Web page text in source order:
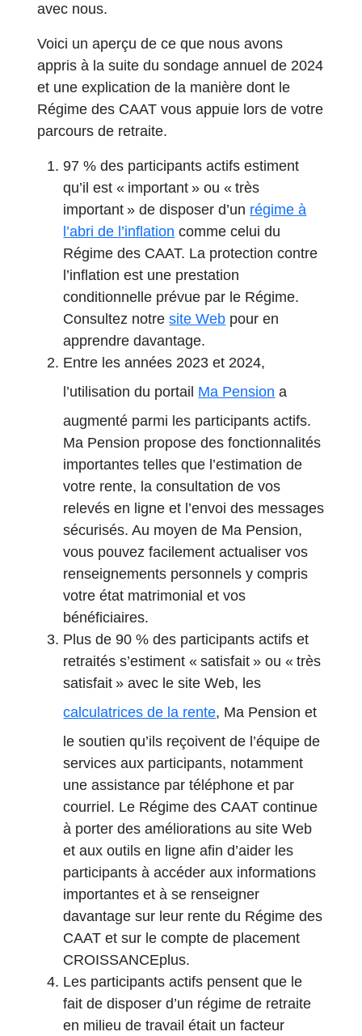
avec nous.
Voici un aperçu de ce que nous avons
appris à la suite du sondage annuel de 2024
et une explication de la manière dont le
Régime des CAAT vous appuie lors de votre
parcours de retraite.
97 % des participants actifs estiment
qu’il est « important » ou « très
important » de disposer d’un régime à
l’abri de l’inflation comme celui du
Régime des CAAT. La protection contre
l’inflation est une prestation
conditionnelle prévue par le Régime.
Consultez notresite Web pour en
apprendre davantage.
Entre les années 2023 et 2024,
l’utilisation du portail Ma Pension a
augmenté parmi les participants actifs.
Ma Pension propose des fonctionnalités
importantes telles que l’estimation de
votre rente, la consultation de vos
relevés en ligne et l’envoi des messages
sécurisés. Au moyen de Ma Pension,
vous pouvez facilement actualiser vos
renseignements personnels y compris
votre état matrimonial et vos
bénéficiaires.
Plus de 90 % des participants actifs et
retraités s’estiment « satisfait » ou « très
satisfait » avec le site Web, les
calculatrices de la rente, Ma Pension et
le soutien qu’ils reçoivent de l’équipe de
services aux participants, notamment
une assistance par téléphone et par
courriel. Le Régime des CAAT continue
à porter des améliorations au site Web
et aux outils en ligne afin d’aider les
participants à accéder aux informations
importantes et à se renseigner
davantage sur leur rente du Régime des
CAAT et sur le compte de placement
CROISSANCEplus.
Les participants actifs pensent que le
fait de disposer d’un régime de retraite
en milieu de travail était un facteur